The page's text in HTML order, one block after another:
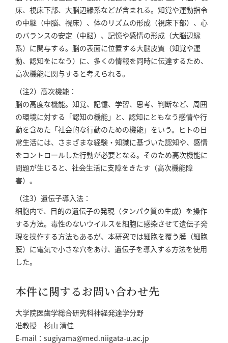
床、視床下部、大脳辺縁系などが含まれる。知覚や運動指令
の中継（中脳、視床）、体のリズムの形成（視床下部）、心
のバランスの安定（中脳）、記憶や感情の形成（大脳辺縁
系）に関与する。脳の表面に位置する大脳皮質（知覚や運
動、認知をになう）に、多くの情報を同時に伝達するため、
高次機能に関与すると考えられる。
（注2）高次機能：
脳の高度な機能。知覚、記憶、学習、思考、判断など、周囲
の環境に対する「認知の機能」と、認知にともなう感情や行
動を含めた「社会的な行動のための機能」をいう。ヒトの日
常生活には、さまざまな経験・知識に基づいた認知や、感情
をコントロールした行動が必要となる。そのため高次機能に
問題が生じると、社会生活に支障をきたす（高次機能障
害）。
（注3）遺伝子導入法：
細胞内で、目的の遺伝子の発現（タンパク質の生成）を操作
する方法。毒性のないウイルスを細胞に感染させて遺伝子発
現を操作する方法もあるが、本研究では細胞を覆う膜（細胞
膜）に電気で小さな穴をあけ、遺伝子を導入する方法を使用
した。
本件に関するお問い合わせ先
大学院医歯学総合研究科神経発達学分野
准教授 杉山 清佳
E-mail：sugiyama@med.niigata-u.ac.jp